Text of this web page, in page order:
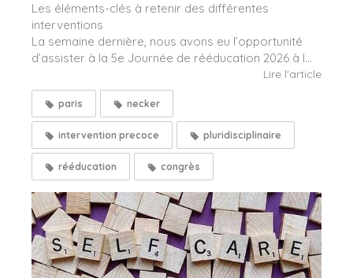
Les éléments-clés à retenir des différentes
interventions
La semaine dernière, nous avons eu l’opportunité
d’assister à la 5e Journée de rééducation 2026 à l...
Lire l'article
paris necker
intervention precoce pluridisciplinaire
rééducation congrès